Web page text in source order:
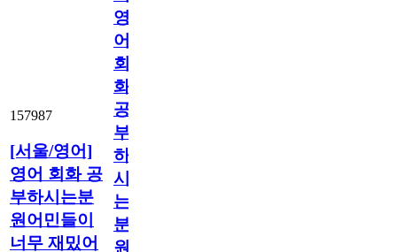
157987
[서울/영어]
영어 회화 공
부하시는분
원어민들이
너무 재밌어
영
어
회
화
공
부
하
시
는
분
원